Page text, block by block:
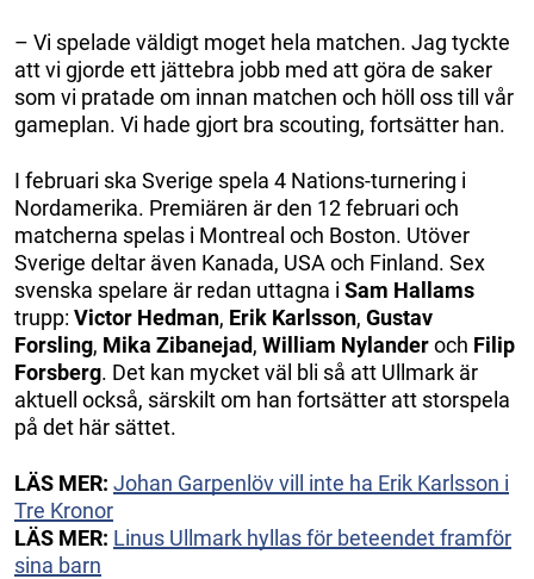
– Vi spelade väldigt moget hela matchen. Jag tyckte
att vi gjorde ett jättebra jobb med att göra de saker
som vi pratade om innan matchen och höll oss till vår
gameplan. Vi hade gjort bra scouting, fortsätter han.
I februari ska Sverige spela 4 Nations-turnering i
Nordamerika. Premiären är den 12 februari och
matcherna spelas i Montreal och Boston. Utöver
Sverige deltar även Kanada, USA och Finland. Sex
svenska spelare är redan uttagna i Sam Hallams
trupp: Victor Hedman, Erik Karlsson, Gustav
Forsling, Mika Zibanejad, William Nylanderoch Filip
Forsberg. Det kan mycket väl bli så att Ullmark är
aktuell också, särskilt om han fortsätter att storspela
på det här sättet.
LÄS MER: Johan Garpenlöv vill inte ha Erik Karlsson i
Tre Kronor
LÄS MER: Linus Ullmark hyllas för beteendet framför
sina barn